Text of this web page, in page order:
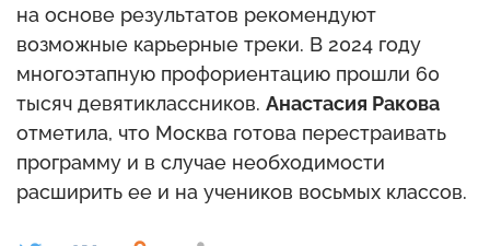
на основе результатов рекомендуют
возможные карьерные треки. В 2024 году
многоэтапную профориентацию прошли 60
тысяч девятиклассников. Анастасия Ракова
отметила, что Москва готова перестраивать
программу и в случае необходимости
расширить ее и на учеников восьмых классов.